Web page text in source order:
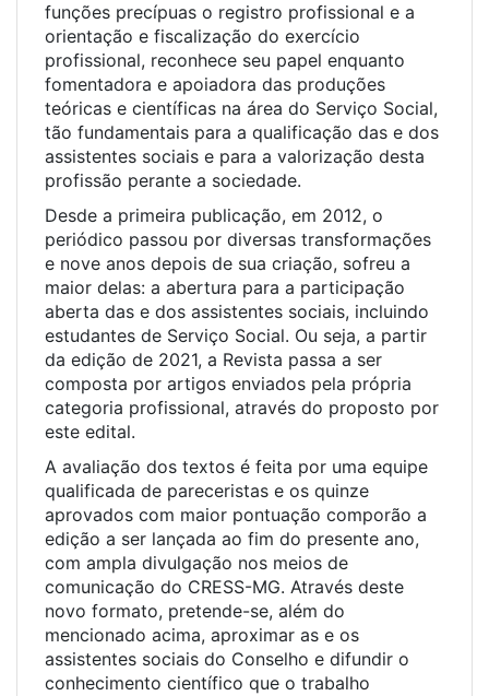
funções precípuas o registro profissional e a
orientação e fiscalização do exercício
profissional, reconhece seu papel enquanto
fomentadora e apoiadora das produções
teóricas e científicas na área do Serviço Social,
tão fundamentais para a qualificação das e dos
assistentes sociais e para a valorização desta
profissão perante a sociedade.
Desde a primeira publicação, em 2012, o
periódico passou por diversas transformações
e nove anos depois de sua criação, sofreu a
maior delas: a abertura para a participação
aberta das e dos assistentes sociais, incluindo
estudantes de Serviço Social. Ou seja, a partir
da edição de 2021, a Revista passa a ser
composta por artigos enviados pela própria
categoria profissional, através do proposto por
este edital.
A avaliação dos textos é feita por uma equipe
qualificada de pareceristas e os quinze
aprovados com maior pontuação comporão a
edição a ser lançada ao fim do presente ano,
com ampla divulgação nos meios de
comunicação do CRESS-MG. Através deste
novo formato, pretende-se, além do
mencionado acima, aproximar as e os
assistentes sociais do Conselho e difundir o
conhecimento científico que o trabalho